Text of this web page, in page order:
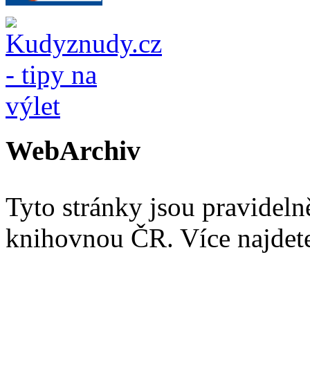
WebArchiv
Tyto stránky jsou
knihovnou ČR. Více